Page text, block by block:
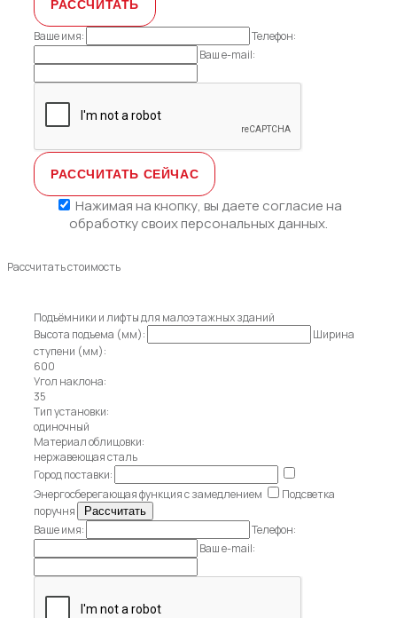
Ваше имя:
Телефон:
Ваш e-mail:
Нажимая на кнопку, вы даете согласие на
обработку своих персональных данных.
Рассчитать стоимость
Подъёмники и лифты для малоэтажных зданий
Высота подъема (мм):
Ширина
ступени (мм):
600
Угол наклона:
35
Тип установки:
одиночный
Материал облицовки:
нержавеющая сталь
Город поставки:
Энергосберегающая функция с замедлением
Подсветка
поручня
Ваше имя:
Телефон:
Ваш e-mail: